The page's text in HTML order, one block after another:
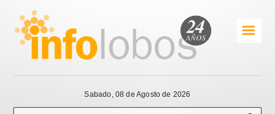
☰
Sabado, 08 de Agosto de 2026